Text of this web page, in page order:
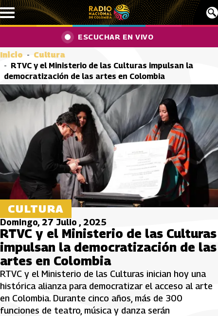
Pasar al contenido principal
ESCUCHAR EN VIVO
Inicio
Cultura
RTVC y el Ministerio de las Culturas impulsan la
democratización de las artes en Colombia
CULTURA
Domingo, 27 Julio , 2025
RTVC y el Ministerio de las Culturas
impulsan la democratización de las
artes en Colombia
RTVC y el Ministerio de las Culturas inician hoy una
histórica alianza para democratizar el acceso al arte
en Colombia. Durante cinco años, más de 300
funciones de teatro, música y danza serán